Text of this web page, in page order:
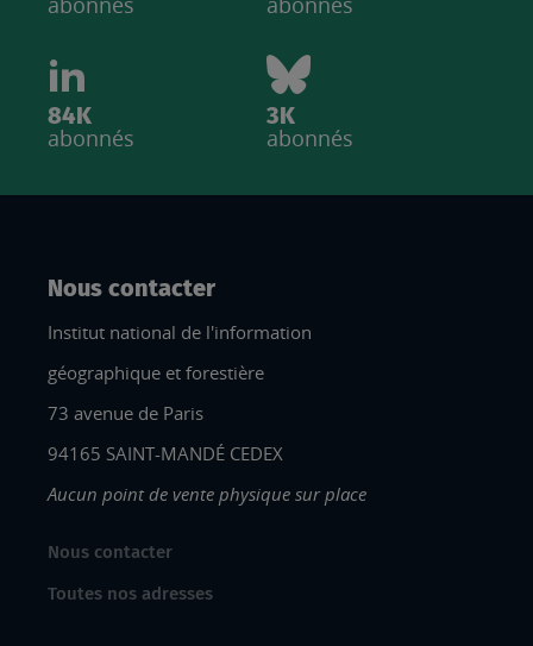
84K
abonnés
3K
abonnés
Nous contacter
Institut national de l'information
géographique et forestière
73 avenue de Paris
94165 SAINT-MANDÉ CEDEX
Aucun point de vente physique sur place
Nous contacter
Toutes nos adresses